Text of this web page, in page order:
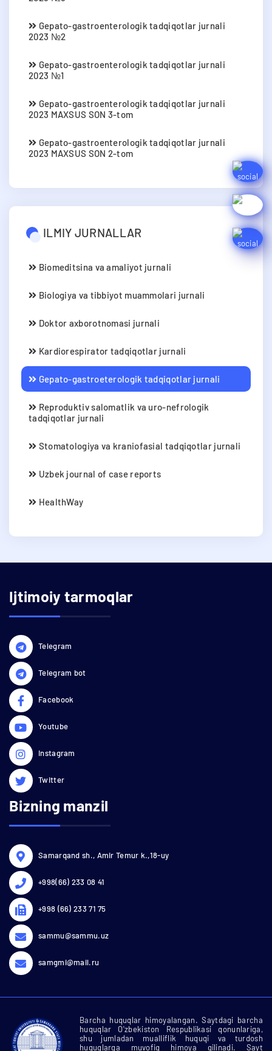
Gepato-gastroenterologik tadqiqotlar jurnali
2023 №2
Gepato-gastroenterologik tadqiqotlar jurnali
2023 №1
Gepato-gastroenterologik tadqiqotlar jurnali
2023 MAXSUS SON 3-tom
Gepato-gastroenterologik tadqiqotlar jurnali
2023 MAXSUS SON 2-tom
ILMIY JURNALLAR
Biomeditsina va amaliyot jurnali
Biologiya va tibbiyot muammolari jurnali
Doktor axborotnomasi jurnali
Kardiorespirator tadqiqotlar jurnali
Gepato-gastroeterologik tadqiqotlar jurnali
Reproduktiv salomatlik va uro-nefrologik
tadqiqotlar jurnali
Stomatologiya va kraniofasial tadqiqotlar jurnali
Uzbek journal of case reports
HealthWay
Ijtimoiy tarmoqlar
Telegram
Telegram bot
Facebook
Youtube
Instagram
Twitter
Bizning manzil
Samarqand sh., Amir Temur k.,18-uy
+998(66) 233 08 41
+998 (66) 233 71 75
sammu@sammu.uz
samgmi@mail.ru
Barcha huquqlar himoyalangan. Saytdagi barcha
huquqlar O'zbekiston Respublikasi qonunlariga,
shu jumladan mualliflik huquqi va turdosh
huquqlarga muvofiq himoya qilinadi. Sayt